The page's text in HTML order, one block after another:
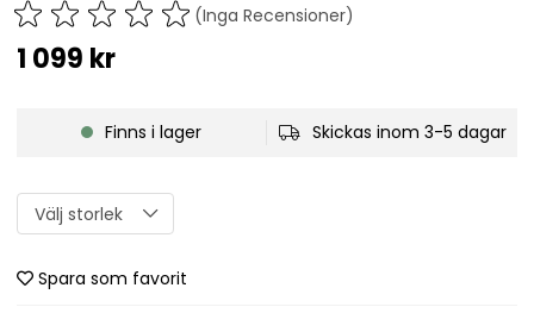
(Inga Recensioner)
1 099 kr
Finns i lager Skickas inom 3-5 dagar
Spara som favorit